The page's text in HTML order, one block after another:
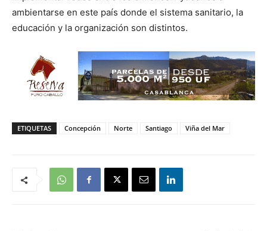
ambientarse en este país donde el sistema sanitario, la
educación y la organización son distintos.
ETIQUETAS Concepción Norte Santiago Viña del Mar